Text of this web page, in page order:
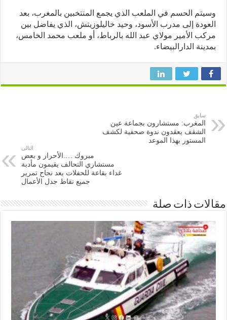
الحسم في الملعب الذي يجمع المنتخبين بالمغرب، بعد
إلى مدرب الأسود، وحيد خاليلوزيتش، الذي يفاضل بين
الأمير مولاي عبد الله بالرباط، أو ملعب محمد الخامس،
الدارالبيضاء.
المغرب: مستشارون بجماعة عين
الشقف يعقدون ندوة صحفية لكشف
المستور بهذا الموعد
مبروك ….الأحرار و بعض
مستشاري التحالف يقيمون مأدبة
غداء بقاعة للحفلات بعد نجاح تمرير
جميع نقاط جدل الأعمال
ذات صلة